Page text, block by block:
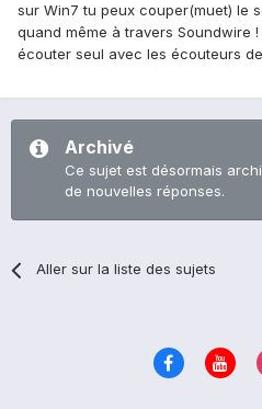
sur Win7 tu peux couper(muet) le
quand même à travers Soundwire
écouter seul avec les écouteurs
Archivé
Ce sujet est désormais
de nouvelles réponses.
Aller sur la liste des sujets